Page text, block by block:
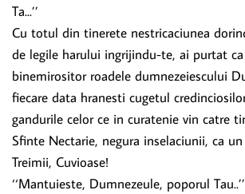
Ta...’’
Cu totul din tinerete nestricaciunea
de legile harului ingrijindu-te, ai purtat
binemirositor roadele dumnezeiescului
fiecare data hranesti cugetul
gandurile celor ce in curatenie vin catre
Sfinte Nectarie, negura inselaciunii, ca
Treimii, Cuvioase!
‘‘Mantuieste, Dumnezeule, poporul Tau..’’